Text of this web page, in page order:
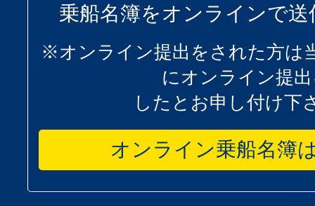
乗船名簿をオンラインで
※オンライン提出をされた方は
にオンライン提
したとお申し付け下
オンライン乗船名簿